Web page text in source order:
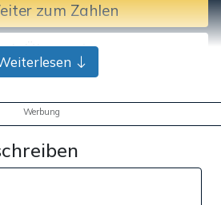
zum Zahlen
Überweisung
Werbung